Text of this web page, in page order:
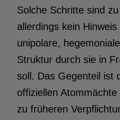
Solche Schritte sind
allerdings kein
unipolare,
Struktur durch sie in
soll. Das Gegenteil ist
offiziellen
zu früheren